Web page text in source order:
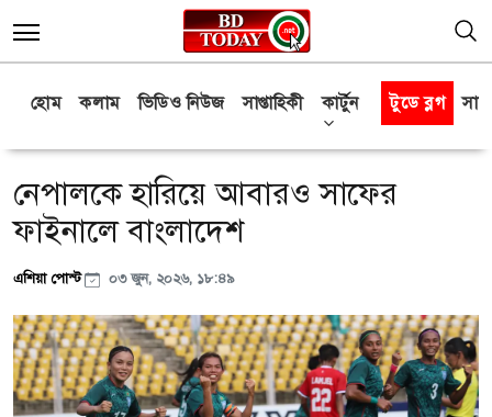
হোম কলাম ভিডিও নিউজ সাপ্তাহিকী কার্টুন টুডে ব্লগ
নেপালকে হারিয়ে আবারও সাফের
ফাইনালে বাংলাদেশ
এশিয়া পোস্ট ০৩ জুন, ২০২৬, ১৮:৪৯